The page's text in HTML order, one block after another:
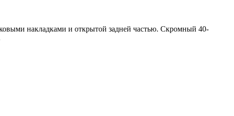
накладками и открытой задней частью. Скромный 40-